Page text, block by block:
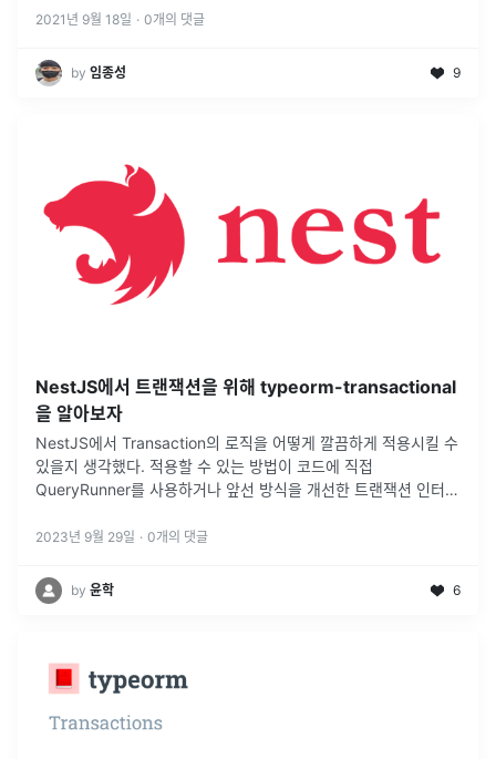
2021년 9월 18일 · 0개의 댓글
by 임종성 9
NestJS에서 트랜잭션을 위해 typeorm-transactional
을 알아보자
NestJS에서 Transaction의 로직을 어떻게 깔끔하게 적용시킬 수
있을지 생각했다. 적용할 수 있는 방법이 코드에 직접
QueryRunner를 사용하거나 앞선 방식을 개선한 트랜잭션 인터셉
2023년 9월 29일 · 0개의 댓글
by 윤학 6